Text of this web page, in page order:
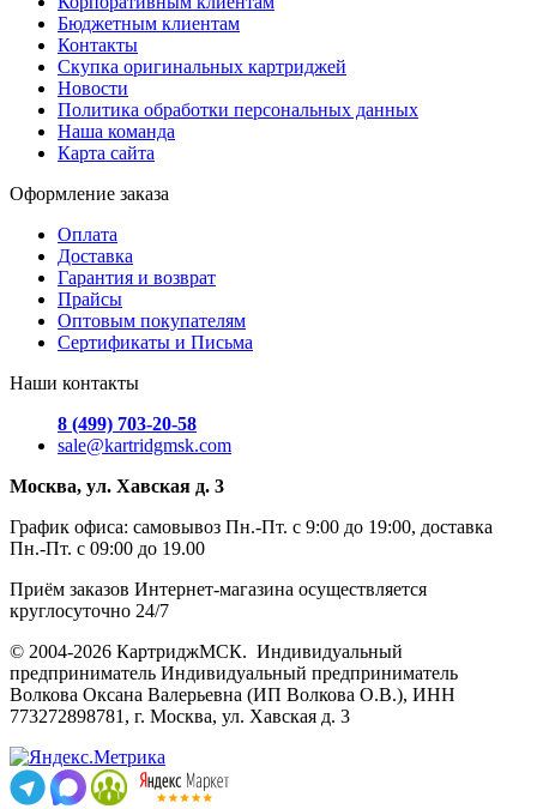
Бюджетным клиентам
Контакты
Скупка оригинальных картриджей
Новости
Политика обработки персональных данных
Наша команда
Карта сайта
Оформление заказа
Оплата
Доставка
Гарантия и возврат
Прайсы
Оптовым покупателям
Сертификаты и Письма
Наши контакты
8 (499) 703-20-58
sale@kartridgmsk.com
Москва, ул. Хавская д. 3
График офиса: самовывоз Пн.-Пт. с 9:00 до 19:00, доставка
Пн.-Пт. с 09:00 до 19.00
Приём заказов Интернет-магазина осуществляется
круглосуточно 24/7
© 2004-2026 КартриджМСК. Индивидуальный
предприниматель Индивидуальный предприниматель
Волкова Оксана Валерьевна (ИП Волкова О.В.), ИНН
773272898781, г. Москва, ул. Хавская д. 3